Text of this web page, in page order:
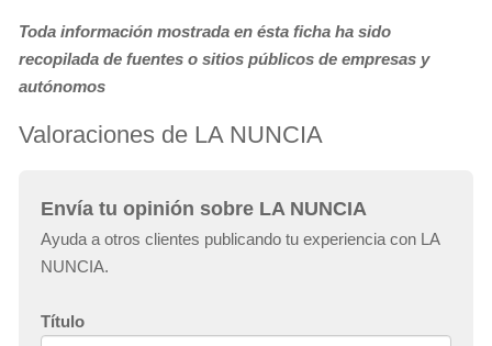
Toda información mostrada en ésta ficha ha sido
recopilada de fuentes o sitios públicos de empresas y
autónomos
Valoraciones de LA NUNCIA
Envía tu opinión sobre LA NUNCIA
Ayuda a otros clientes publicando tu experiencia con LA
NUNCIA.
Título